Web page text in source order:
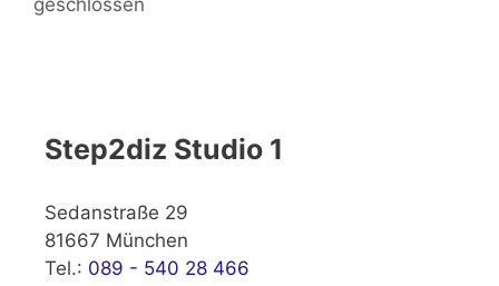
Step2diz Studio 1
Sedanstraße 29
81667 München
Tel.: 089 - 540 28 466